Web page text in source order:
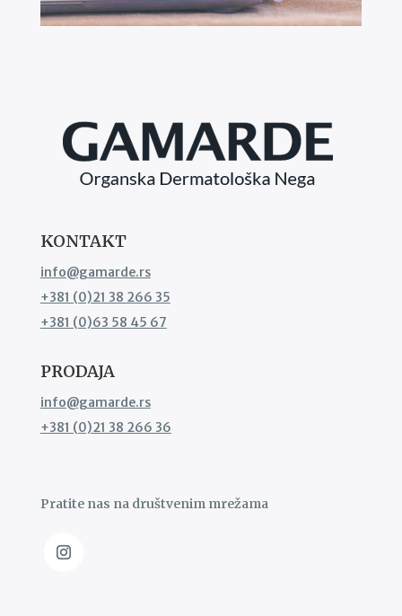
KONTAKT
info@gamarde.rs
+381 (0)21 38 266 35
+381 (0)63 58 45 67
PRODAJA
info@gamarde.rs
+381 (0)21 38 266 36
Pratite nas na društvenim mrežama